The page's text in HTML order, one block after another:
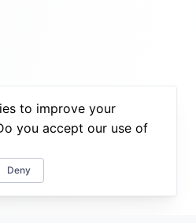
to improve your
you accept our use of
Deny